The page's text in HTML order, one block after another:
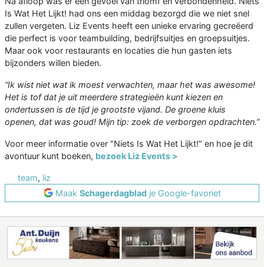
Is Wat Het Lijkt! had ons een middag bezorgd die we niet snel
zullen vergeten. Liz Events heeft een unieke ervaring gecreëerd
die perfect is voor teambuilding, bedrijfsuitjes en groepsuitjes.
Maar ook voor restaurants en locaties die hun gasten iets
bijzonders willen bieden.
“Ik wist niet wat ik moest verwachten, maar het was awesome!
Het is tof dat je uit meerdere strategieën kunt kiezen en
ondertussen is de tijd je grootste vijand. De groene kluis
openen, dat was goud! Mijn tip: zoek de verborgen opdrachten.”
Voor meer informatie over "Niets Is Wat Het Lijkt!" en hoe je dit
avontuur kunt boeken, bezoek Liz Events >
team, liz
Maak Schagerdagbladje Google-favoriet